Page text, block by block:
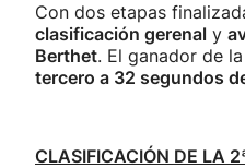
Con dos etapas
clasificación gerenal y
Berthet. El ganador de
tercero a 32 segundos
CLASIFICACIÓN DE LA